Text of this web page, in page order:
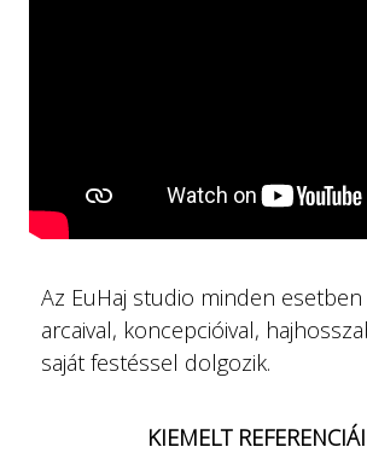
Az EuHaj studio minden esetben
arcaival, koncepcióival,
saját festéssel dolgozik.
KIEMELT